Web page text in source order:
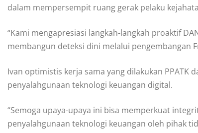
dalam mempersempit ruang gerak pelaku
“Kami mengapresiasi langkah-langkah proaktif
membangun deteksi dini melalui pengembangan
Ivan optimistis kerja sama yang dilakukan PPATK
penyalahgunaan teknologi keuangan digital.
“Semoga upaya-upaya ini bisa memperkuat
penyalahgunaan teknologi keuangan oleh pihak